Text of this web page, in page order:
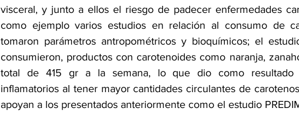
visceral, y junto a ellos el riesgo de padecer enfermedades
como ejemplo varios estudios en relación al consumo de
tomaron parámetros antropométricos y bioquímicos; el
consumieron, productos con carotenoides como naranja,
total de 415 gr a la semana, lo que dio como resultado
inflamatorios al tener mayor cantidades circulantes de
apoyan a los presentados anteriormente como el estudio